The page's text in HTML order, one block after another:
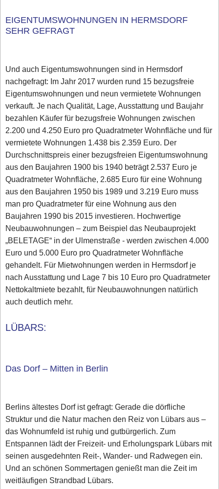
EIGENTUMSWOHNUNGEN IN HERMSDORF
SEHR GEFRAGT
Und auch Eigentumswohnungen sind in Hermsdorf
nachgefragt: Im Jahr 2017 wurden rund 15 bezugsfreie
Eigentumswohnungen und neun vermietete Wohnungen
verkauft. Je nach Qualität, Lage, Ausstattung und Baujahr
bezahlen Käufer für bezugsfreie Wohnungen zwischen
2.200 und 4.250 Euro pro Quadratmeter Wohnfläche und für
vermietete Wohnungen 1.438 bis 2.359 Euro. Der
Durchschnittspreis einer bezugsfreien Eigentumswohnung
aus den Baujahren 1900 bis 1940 beträgt 2.537 Euro je
Quadratmeter Wohnfläche, 2.685 Euro für eine Wohnung
aus den Baujahren 1950 bis 1989 und 3.219 Euro muss
man pro Quadratmeter für eine Wohnung aus den
Baujahren 1990 bis 2015 investieren. Hochwertige
Neubauwohnungen – zum Beispiel das Neubauprojekt
„BELETAGE“ in der Ulmenstraße - werden zwischen 4.000
Euro und 5.000 Euro pro Quadratmeter Wohnfläche
gehandelt. Für Mietwohnungen werden in Hermsdorf je
nach Ausstattung und Lage 7 bis 10 Euro pro Quadratmeter
Nettokaltmiete bezahlt, für Neubauwohnungen natürlich
auch deutlich mehr.
LÜBARS:
Das Dorf – Mitten in Berlin
Berlins ältestes Dorf ist gefragt: Gerade die dörfliche
Struktur und die Natur machen den Reiz von Lübars aus –
das Wohnumfeld ist ruhig und gutbürgerlich. Zum
Entspannen lädt der Freizeit- und Erholungspark Lübars mit
seinen ausgedehnten Reit-, Wander- und Radwegen ein.
Und an schönen Sommertagen genießt man die Zeit im
weitläufigen Strandbad Lübars.